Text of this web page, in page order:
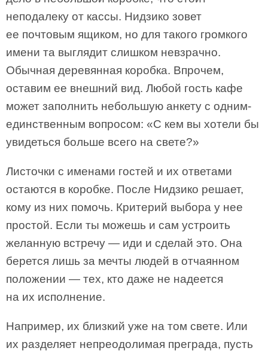
неподалеку от кассы. Нидзико зовет
ее почтовым ящиком, но для такого громкого
имени та выглядит слишком невзрачно.
Обычная деревянная коробка. Впрочем,
оставим ее внешний вид. Любой гость кафе
может заполнить небольшую анкету с одним-
единственным вопросом: «С кем вы хотели бы
увидеться больше всего на свете?»
Листочки с именами гостей и их ответами
остаются в коробке. После Нидзико решает,
кому из них помочь. Критерий выбора у нее
простой. Если ты можешь и сам устроить
желанную встречу — иди и сделай это. Она
берется лишь за мечты людей в отчаянном
положении — тех, кто даже не надеется
на их исполнение.
Например, их близкий уже на том свете. Или
их разделяет непреодолимая преграда, пусть